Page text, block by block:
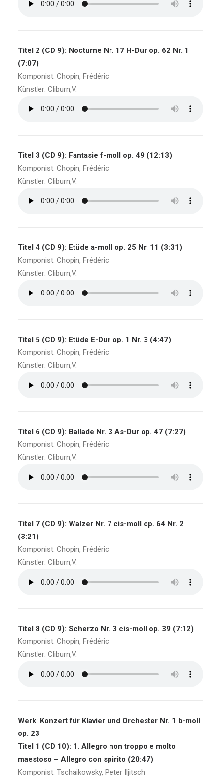
Titel 2 (CD 9): Nocturne Nr. 17 H-Dur op. 62 Nr. 1
(7:07)
Komponist: Chopin, Frédéric
Künstler: Cliburn,V.
Titel 3 (CD 9): Fantasie f-moll op. 49 (12:13)
Komponist: Chopin, Frédéric
Künstler: Cliburn,V.
Titel 4 (CD 9): Etüde a-moll op. 25 Nr. 11 (3:31)
Komponist: Chopin, Frédéric
Künstler: Cliburn,V.
Titel 5 (CD 9): Etüde E-Dur op. 1 Nr. 3 (4:47)
Komponist: Chopin, Frédéric
Künstler: Cliburn,V.
Titel 6 (CD 9): Ballade Nr. 3 As-Dur op. 47 (7:27)
Komponist: Chopin, Frédéric
Künstler: Cliburn,V.
Titel 7 (CD 9): Walzer Nr. 7 cis-moll op. 64 Nr. 2
(3:21)
Komponist: Chopin, Frédéric
Künstler: Cliburn,V.
Titel 8 (CD 9): Scherzo Nr. 3 cis-moll op. 39 (7:12)
Komponist: Chopin, Frédéric
Künstler: Cliburn,V.
Werk: Konzert für Klavier und Orchester Nr. 1 b-moll
op. 23
Titel 1 (CD 10): 1. Allegro non troppo e molto
maestoso – Allegro con spirito (20:47)
Komponist: Tschaikowsky, Peter Iljitsch